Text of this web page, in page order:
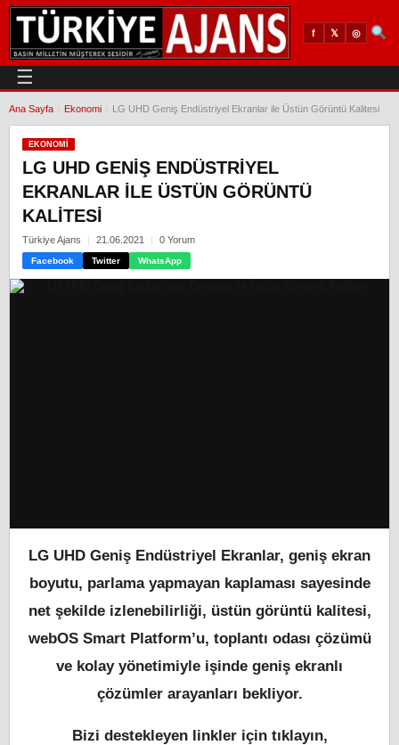
f 𝕏 ◎
☰
Ana Sayfa Ekonomi LG UHD Geniş Endüstriyel Ekranlar ile Üstün Görüntü Kalitesi
EKONOMI
LG UHD GENIŞ ENDÜSTRIYEL
EKRANLAR ILE ÜSTÜN GÖRÜNTÜ
KALITESI
Türkiye Ajans 21.06.2021 0 Yorum
Facebook Twitter WhatsApp
LG UHD Geniş Endüstriyel Ekranlar, geniş ekran
boyutu, parlama yapmayan kaplaması sayesinde
net şekilde izlenebilirliği, üstün görüntü kalitesi,
webOS Smart Platform’u, toplantı odası çözümü
ve kolay yönetimiyle işinde geniş ekranlı
çözümler arayanları bekliyor.
Bizi destekleyen linkler için tıklayın,